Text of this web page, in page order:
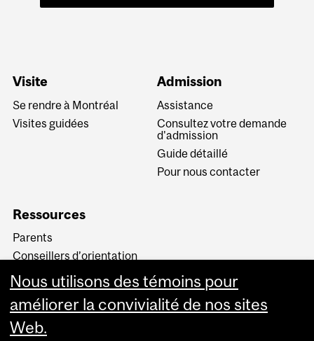
Visite
Se rendre à Montréal
Visites guidées
Admission
Assistance
Consultez votre demande
d'admission
Guide détaillé
Pour nous contacter
Ressources
Parents
Conseillers d’orientation
Candidats acceptés
Nous utilisons des témoins pour
améliorer la convivialité de nos sites
Web.